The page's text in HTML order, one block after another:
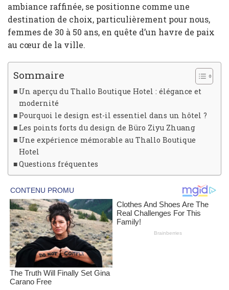
ambiance raffinée, se positionne comme une
destination de choix, particulièrement pour nous,
femmes de 30 à 50 ans, en quête d’un havre de paix
au cœur de la ville.
Sommaire
Un aperçu du Thallo Boutique Hotel : élégance et
modernité
Pourquoi le design est-il essentiel dans un hôtel ?
Les points forts du design de Büro Ziyu Zhuang
Une expérience mémorable au Thallo Boutique
Hotel
Questions fréquentes